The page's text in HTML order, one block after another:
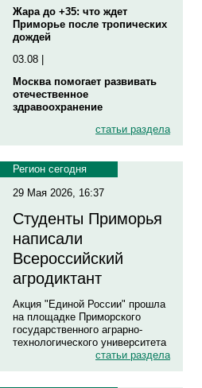
Жара до +35: что ждет
Приморье после тропических
дождей
03.08 |
Москва помогает развивать
отечественное
здравоохранение
статьи раздела
Регион сегодня
29 Мая 2026, 16:37
Студенты Приморья
написали
Всероссийский
агродиктант
Акция "Единой России" прошла
на площадке Приморского
государственного аграрно-
технологического университета
статьи раздела